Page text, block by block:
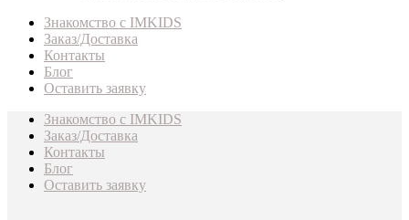
Знакомство с IMKIDS
Заказ/Доставка
Контакты
Блог
Оставить заявку
Знакомство с IMKIDS
Заказ/Доставка
Контакты
Блог
Оставить заявку